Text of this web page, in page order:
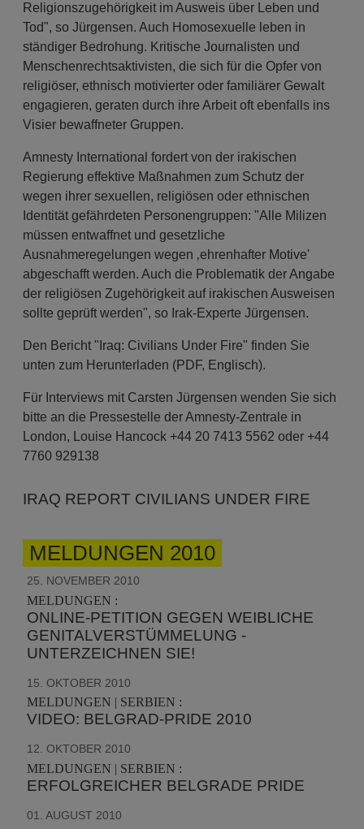
Religionszugehörigkeit im Ausweis über Leben und
Tod", so Jürgensen. Auch Homosexuelle leben in
ständiger Bedrohung. Kritische Journalisten und
Menschenrechtsaktivisten, die sich für die Opfer von
religiöser, ethnisch motivierter oder familiärer Gewalt
engagieren, geraten durch ihre Arbeit oft ebenfalls ins
Visier bewaffneter Gruppen.
Amnesty International fordert von der irakischen
Regierung effektive Maßnahmen zum Schutz der
wegen ihrer sexuellen, religiösen oder ethnischen
Identität gefährdeten Personengruppen: "Alle Milizen
müssen entwaffnet und gesetzliche
Ausnahmeregelungen wegen ‚ehrenhafter Motive'
abgeschafft werden. Auch die Problematik der Angabe
der religiösen Zugehörigkeit auf irakischen Ausweisen
sollte geprüft werden", so Irak-Experte Jürgensen.
Den Bericht "Iraq: Civilians Under Fire" finden Sie
unten zum Herunterladen (PDF, Englisch).
Für Interviews mit Carsten Jürgensen wenden Sie sich
bitte an die Pressestelle der Amnesty-Zentrale in
London, Louise Hancock +44 20 7413 5562 oder +44
7760 929138
IRAQ REPORT CIVILIANS UNDER FIRE
MELDUNGEN 2010
25. NOVEMBER 2010
MELDUNGEN :
ONLINE-PETITION GEGEN WEIBLICHE
GENITALVERSTÜMMELUNG -
UNTERZEICHNEN SIE!
15. OKTOBER 2010
MELDUNGEN | SERBIEN :
VIDEO: BELGRAD-PRIDE 2010
12. OKTOBER 2010
MELDUNGEN | SERBIEN :
ERFOLGREICHER BELGRADE PRIDE
01. AUGUST 2010